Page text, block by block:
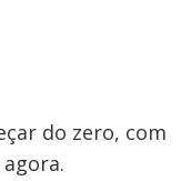
do zero, com